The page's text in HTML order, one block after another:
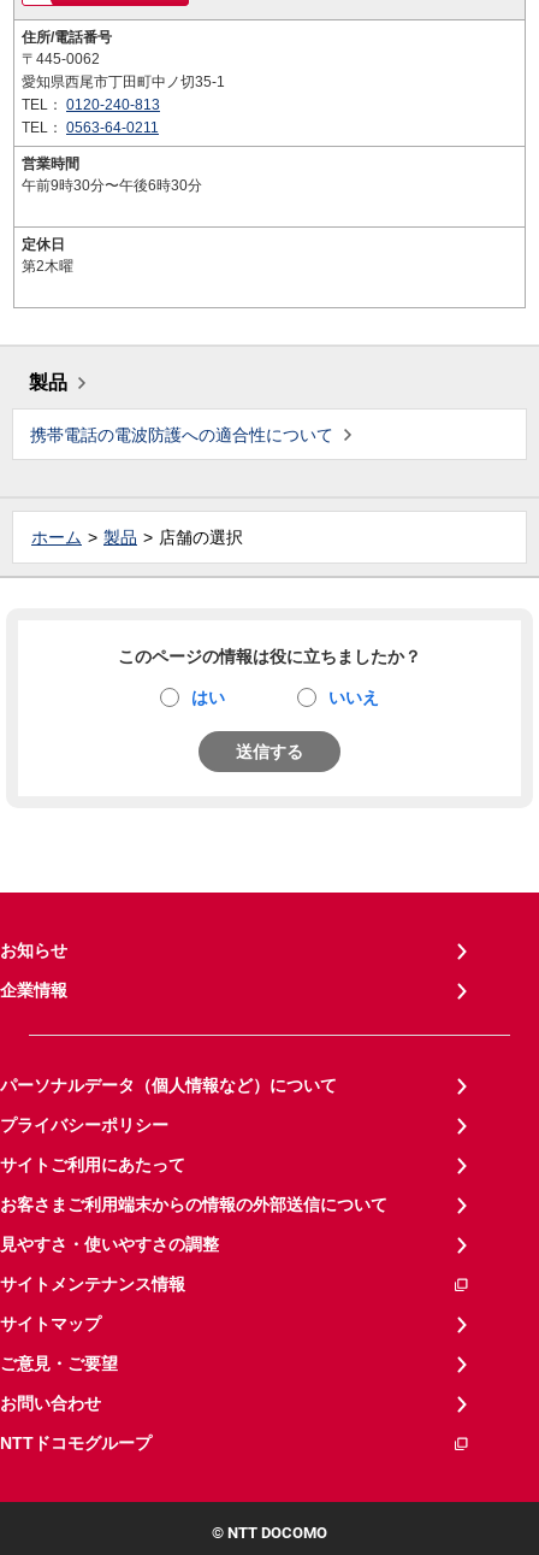
住所/電話番号
〒445-0062
愛知県西尾市丁田町中ノ切35-1
TEL： 0120-240-813
TEL： 0563-64-0211
営業時間
午前9時30分〜午後6時30分
定休日
第2木曜
製品
携帯電話の電波防護への適合性について
ホーム 製品 店舗の選択
このページの情報は役に立ちましたか？
はい いいえ
送信する
お知らせ
企業情報
パーソナルデータ（個人情報など）について
プライバシーポリシー
サイトご利用にあたって
お客さまご利用端末からの情報の外部送信について
見やすさ・使いやすさの調整
サイトメンテナンス情報
サイトマップ
ご意見・ご要望
お問い合わせ
NTTドコモグループ
© NTT DOCOMO